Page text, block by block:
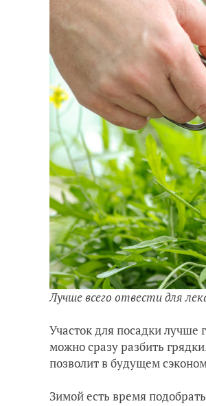
Лучше всего отвести для
Участок для посадки лучше
можно сразу разбить
позволит в будущем
Зимой есть время